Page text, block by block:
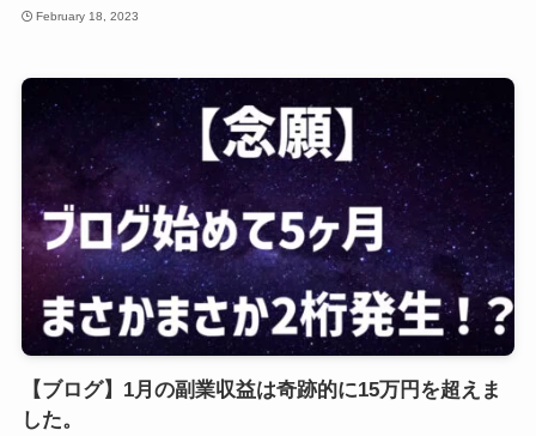
February 18, 2023
【ブログ】1月の副業収益は奇跡的に15万円を超えま
した。